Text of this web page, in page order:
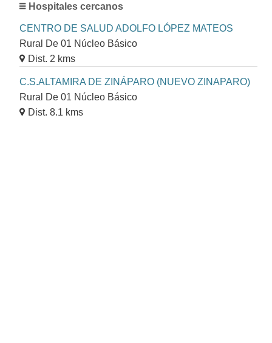
Hospitales cercanos
CENTRO DE SALUD ADOLFO LÓPEZ MATEOS
Rural De 01 Núcleo Básico
Dist. 2 kms
C.S.ALTAMIRA DE ZINÁPARO (NUEVO ZINAPARO)
Rural De 01 Núcleo Básico
Dist. 8.1 kms